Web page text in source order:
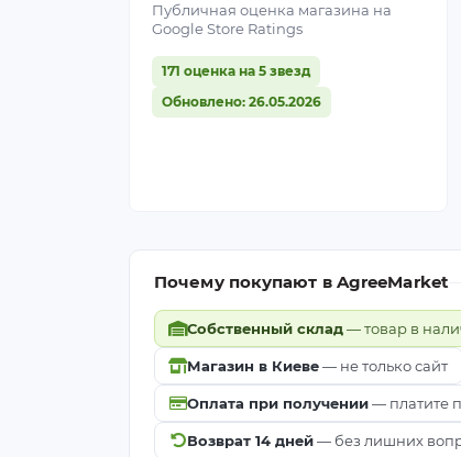
Публичная оценка магазина на
Google Store Ratings
171 оценка на 5 звезд
Обновлено: 26.05.2026
Почему покупают в AgreeMarket
Собственный склад— товар в
Магазин в Киеве— не только сайт
Оплата при получении— платите
Возврат 14 дней— без лишних